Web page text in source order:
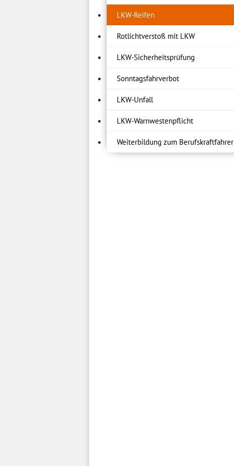
LKW-Reifen
Rotlichtverstoß mit LKW
LKW-Sicherheitsprüfung
Sonntagsfahrverbot
LKW-Unfall
LKW-Warnwestenpflicht
Weiterbildung zum Berufskraftfahrer